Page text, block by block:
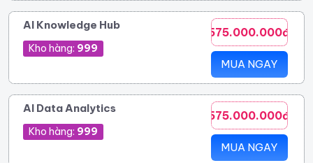
AI Knowledge Hub
Kho hàng: 999
575.000.000đ
MUA NGAY
AI Data Analytics
Kho hàng: 999
575.000.000đ
MUA NGAY